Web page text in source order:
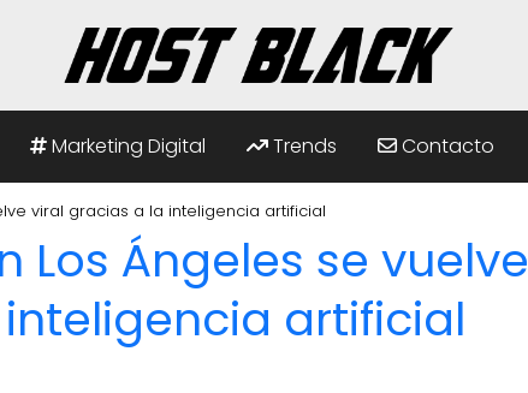
Marketing Digital Trends Contacto
viral gracias a la inteligencia artificial
Los Ángeles se vuelve
artificial